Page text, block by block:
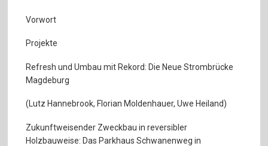
Vorwort
Projekte
Refresh und Umbau mit Rekord: Die Neue Strombrücke
Magdeburg
(Lutz Hannebrook, Florian Moldenhauer, Uwe Heiland)
Zukunftweisender Zweckbau in reversibler
Holzbauweise: Das Parkhaus Schwanenweg in